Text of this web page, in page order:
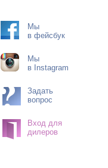
Мы
в фейсбук
Мы
в Instagram
Задать
вопрос
Вход для
дилеров